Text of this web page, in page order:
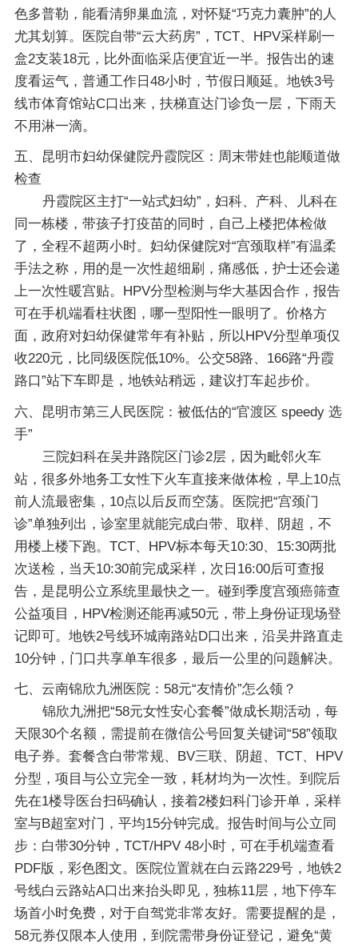
色多普勒，能看清卵巢血流，对怀疑“巧克力囊肿”的人
尤其划算。医院自带“云大药房”，TCT、HPV采样刷一
盒2支装18元，比外面临采店便宜近一半。报告出的速
度看运气，普通工作日48小时，节假日顺延。地铁3号
线市体育馆站C口出来，扶梯直达门诊负一层，下雨天
不用淋一滴。
五、昆明市妇幼保健院丹霞院区：周末带娃也能顺道做
检查
丹霞院区主打“一站式妇幼”，妇科、产科、儿科在
同一栋楼，带孩子打疫苗的同时，自己上楼把体检做
了，全程不超两小时。妇幼保健院对“宫颈取样”有温柔
手法之称，用的是一次性超细刷，痛感低，护士还会递
上一次性暖宫贴。HPV分型检测与华大基因合作，报告
可在手机端看柱状图，哪一型阳性一眼明了。价格方
面，政府对妇幼保健常年有补贴，所以HPV分型单项仅
收220元，比同级医院低10%。公交58路、166路“丹霞
路口”站下车即是，地铁站稍远，建议打车起步价。
六、昆明市第三人民医院：被低估的“官渡区 speedy 选
手”
三院妇科在吴井路院区门诊2层，因为毗邻火车
站，很多外地务工女性下火车直接来做体检，早上10点
前人流最密集，10点以后反而空荡。医院把“宫颈门
诊”单独列出，诊室里就能完成白带、取样、阴超，不
用楼上楼下跑。TCT、HPV标本每天10:30、15:30两批
次送检，当天10:30前完成采样，次日16:00后可查报
告，是昆明公立系统里最快之一。碰到季度宫颈癌筛查
公益项目，HPV检测还能再减50元，带上身份证现场登
记即可。地铁2号线环城南路站D口出来，沿吴井路直走
10分钟，门口共享单车很多，最后一公里的问题解决。
七、云南锦欣九洲医院：58元“友情价”怎么领？
锦欣九洲把“58元女性安心套餐”做成长期活动，每
天限30个名额，需提前在微信公号回复关键词“58”领取
电子券。套餐含白带常规、BV三联、阴超、TCT、HPV
分型，项目与公立完全一致，耗材均为一次性。到院后
先在1楼导医台扫码确认，接着2楼妇科门诊开单，采样
室与B超室对门，平均15分钟完成。报告时间与公立同
步：白带30分钟，TCT/HPV 48小时，可在手机端查看
PDF版，彩色图文。医院位置就在白云路229号，地铁2
号线白云路站A口出来抬头即见，独栋11层，地下停车
场首小时免费，对于自驾党非常友好。需要提醒的是，
58元券仅限本人使用，到院需带身份证登记，避免“黄